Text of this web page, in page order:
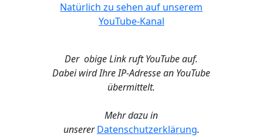
Natürlich zu sehen auf unserem
YouTube-Kanal
Der obige Link ruft YouTube auf.
Dabei wird Ihre IP-Adresse an YouTube
übermittelt.
Mehr dazu in
unsererDatenschutzerklärung.